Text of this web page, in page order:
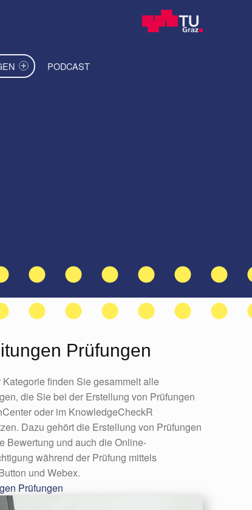
PODCAST
Prüfungen
Kategorie finden Sie gesammelt alle
die Sie bei der Erstellung von Prüfungen
oder im KnowledgeCheckR
Dazu gehört die Erstellung von Prüfungen
Bewertung und auch die Online-
während der Prüfung mittels
und Webex.
Prüfungen